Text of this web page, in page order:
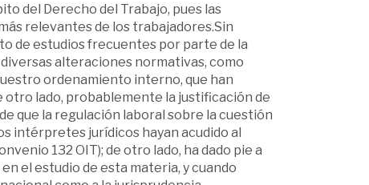
del Derecho del Trabajo, pues las
relevantes de los trabajadores.Sin
de estudios frecuentes por parte de la
alteraciones normativas, como
ordenamiento interno, que han
lado, probablemente la justificación de
que la regulación laboral sobre la cuestión
intérpretes jurídicos hayan acudido al
132 OIT); de otro lado, ha dado pie a
el estudio de esta materia, y cuando